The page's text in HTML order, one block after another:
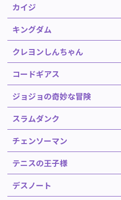
カイジ
キングダム
クレヨンしんちゃん
コードギアス
ジョジョの奇妙な冒険
スラムダンク
チェンソーマン
テニスの王子様
デスノート